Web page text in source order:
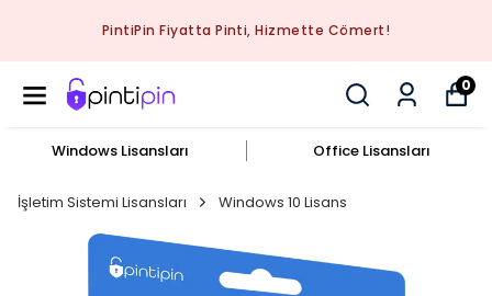
PintiPin Fiyatta Pinti, Hizmette Cömert!
0
Windows Lisansları Office Lisansları
İşletim Sistemi Lisansları Windows 10 Lisans